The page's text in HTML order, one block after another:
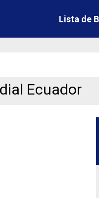
Lista de
Ecuador